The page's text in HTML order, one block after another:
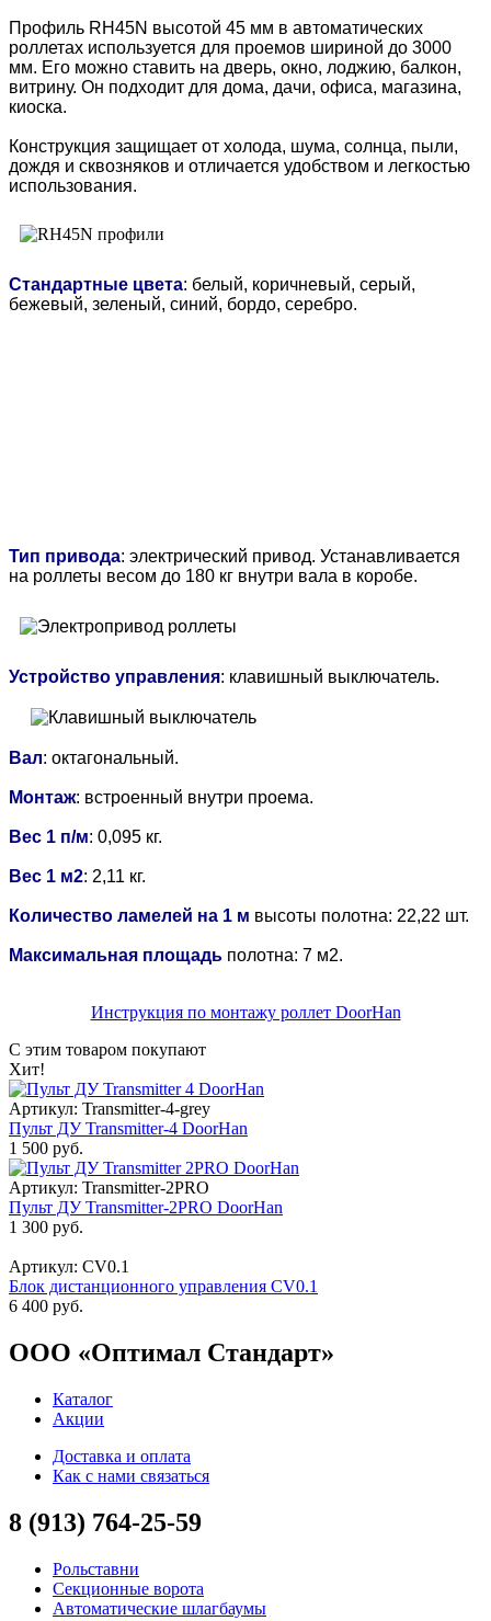
Профиль RH45N высотой 45 мм в автоматических
роллетах используется для проемов шириной до 3000
мм. Его можно ставить на дверь, окно, лоджию, балкон,
витрину. Он подходит для дома, дачи, офиса, магазина,
киоска.
Конструкция защищает от холода, шума, солнца, пыли,
дождя и сквозняков и отличается удобством и легкостью
использования.
Стандартные цвета: белый, коричневый, серый,
бежевый, зеленый, синий, бордо, серебро.
Тип привода: электрический привод. Устанавливается
на роллеты весом до 180 кг внутри вала в коробе.
Устройство управления: клавишный выключатель.
Вал: октагональный.
Монтаж: встроенный внутри проема.
Вес 1 п/м: 0,095 кг.
Вес 1 м2: 2,11 кг.
Количество ламелей на 1 м высоты полотна: 22,22 шт.
Максимальная площадь полотна: 7 м2.
Инструкция по монтажу роллет DoorHan
С этим товаром покупают
Хит!
Артикул: Transmitter-4-grey
Пульт ДУ Transmitter-4 DoorHan
1 500 руб.
Артикул: Transmitter-2PRO
Пульт ДУ Transmitter-2PRO DoorHan
1 300 руб.
Артикул: CV0.1
Блок дистанционного управления CV0.1
6 400 руб.
ООО «Оптимал Стандарт»
Каталог
Акции
Доставка и оплата
Как с нами связаться
8 (913) 764-25-59
Рольставни
Секционные ворота
Автоматические шлагбаумы